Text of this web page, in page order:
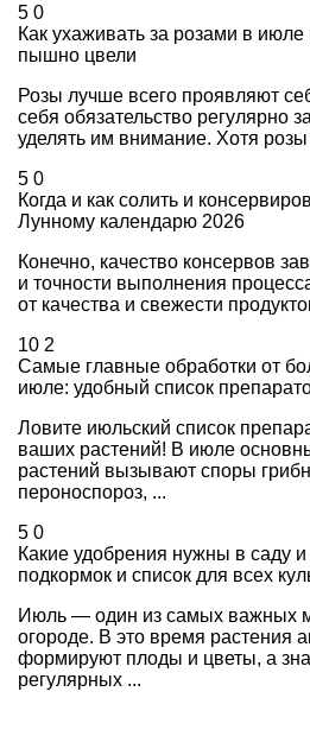
5 0
Как ухаживать за розами в июле
пышно цвели
Розы лучше всего проявляют
себя обязательство регулярно
уделять им внимание. Хотя
5 0
Когда и как солить и
Лунному календарю 2026
Конечно, качество консервов
и точности выполнения
от качества и свежести
10 2
Самые главные обработки от
июле: удобный список
Ловите июльский список
ваших растений! В июле
растений вызывают споры
пероноспороз, ...
5 0
Какие удобрения нужны в саду
подкормок и список для всех
Июль — один из самых важных
огороде. В это время растения
формируют плоды и цветы, а
регулярных ...